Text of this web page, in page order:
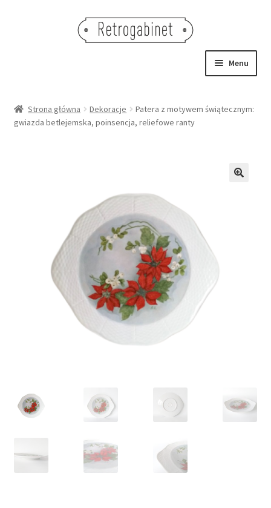
Menu
OBRAZY
Strona główna Dekoracje
Patera z motywem świątecznym:
gwiazda betlejemska, poinsencja, reliefowe ranty